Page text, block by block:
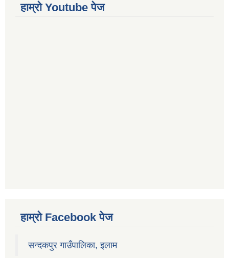
हाम्रो Youtube पेज
हाम्रो Facebook पेज
सन्दकपुर गाउँपालिका, इलाम